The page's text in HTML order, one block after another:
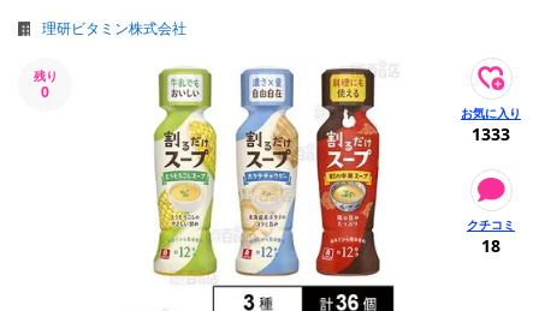
理研ビタミン株式会社
残り
0
1333
18